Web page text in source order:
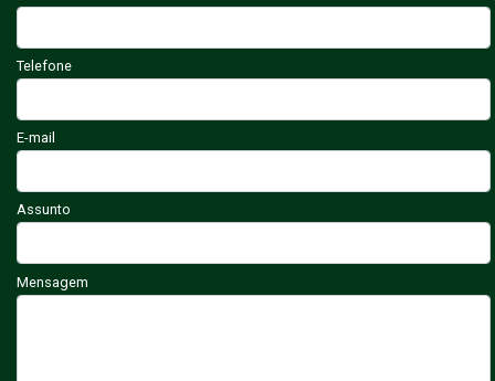
Telefone
E-mail
Assunto
Mensagem